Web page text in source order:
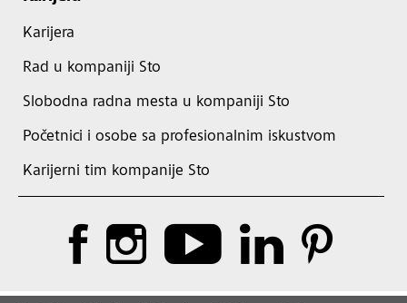
Karijera
Rad u kompaniji Sto
Slobodna radna mesta u kompaniji Sto
Početnici i osobe sa profesionalnim iskustvom
Karijerni tim kompanije Sto